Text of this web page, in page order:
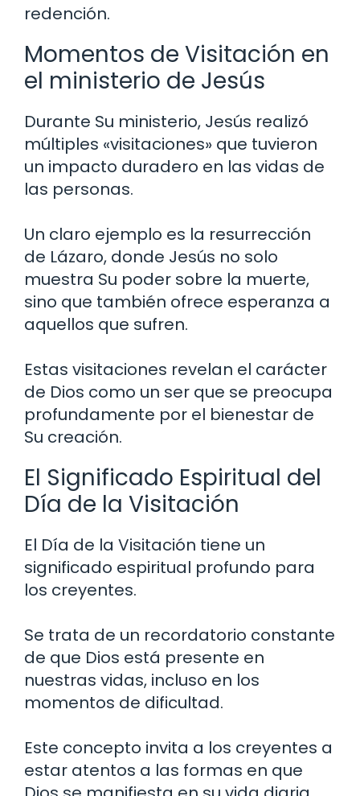
redención.
Momentos de Visitación en
el ministerio de Jesús
Durante Su ministerio, Jesús realizó
múltiples «visitaciones» que tuvieron
un impacto duradero en las vidas de
las personas.
Un claro ejemplo es la resurrección
de Lázaro, donde Jesús no solo
muestra Su poder sobre la muerte,
sino que también ofrece esperanza a
aquellos que sufren.
Estas visitaciones revelan el carácter
de Dios como un ser que se preocupa
profundamente por el bienestar de
Su creación.
El Significado Espiritual del
Día de la Visitación
El Día de la Visitación tiene un
significado espiritual profundo para
los creyentes.
Se trata de un recordatorio constante
de que Dios está presente en
nuestras vidas, incluso en los
momentos de dificultad.
Este concepto invita a los creyentes a
estar atentos a las formas en que